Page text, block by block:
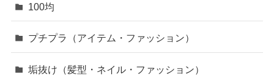
100均
プチプラ（アイテム・ファッション）
垢抜け（髪型・ネイル・ファッション）